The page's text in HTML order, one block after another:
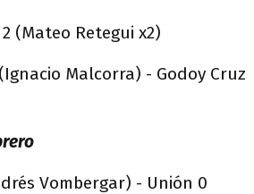
(Mateo Retegui x2)
Malcorra) - Godoy Cruz
Vombergar) - Unión 0